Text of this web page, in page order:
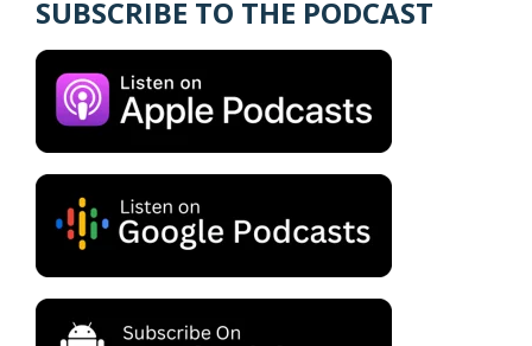
SUBSCRIBE TO THE PODCAST